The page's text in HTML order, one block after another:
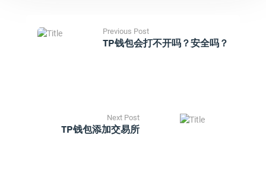
Previous Post
TP钱包会打不开吗？安全吗？
Next Post
TP钱包添加交易所